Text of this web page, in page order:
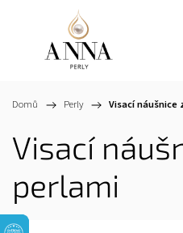
Domů / Perly / Visací
Visací
perlami